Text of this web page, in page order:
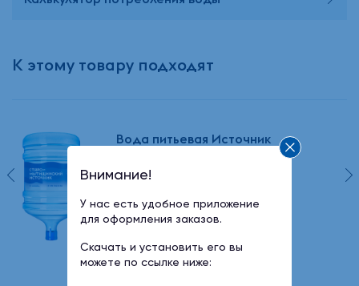
К этому товару подходят
Вода питьевая Источник
Внимание!
У нас есть удобное приложение
для оформления заказов.
Скачать и установить его вы
можете по ссылке ниже: